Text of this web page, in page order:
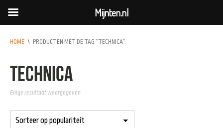
HOME \ PRODUCTEN MET DE TAG “TECHNICA”
technica
Enige resultaat weergegeven
Mijnten.nl